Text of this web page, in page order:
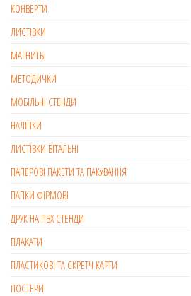
КОНВЕРТИ
ЛИСТІВКИ
МАГНИТЫ
МЕТОДИЧКИ
МОБІЛЬНІ СТЕНДИ
НАЛІПКИ
ЛИСТІВКИ ВІТАЛЬНІ
ПАПЕРОВІ ПАКЕТИ ТА ПАКУВАННЯ
ПАПКИ ФІРМОВІ
ДРУК НА ПВХ СТЕНДИ
ПЛАКАТИ
ПЛАСТИКОВІ ТА СКРЕТЧ КАРТИ
ПОСТЕРИ